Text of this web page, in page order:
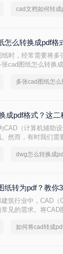
容导致显示错误，
怎么转换成pdf格
纸时，经常需要将
cad图纸怎么转换
成pdf格式？这二
CAD（计算机辅助
然而，有时我们需
dwg怎么转换成
纸转为pdf？教你
筑行业中，CAD
见的需求。将
，帮助您轻松完成这